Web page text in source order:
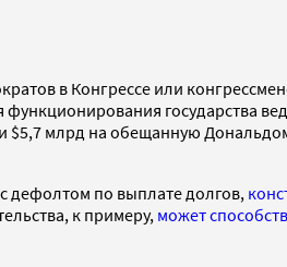
в Конгрессе или
государства
млрд на обещанную
дефолтом по выплате долгов,
к примеру, может